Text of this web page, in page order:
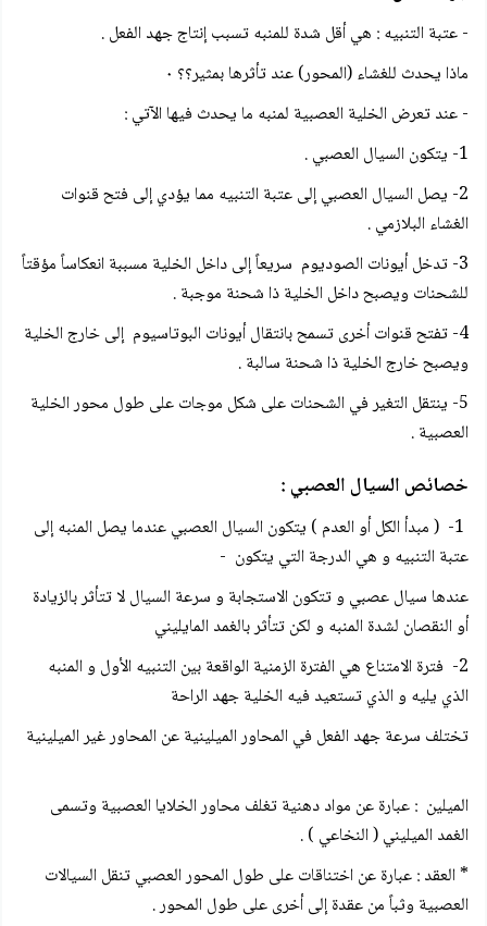
- عتبة التنبيه : هي أقل شدة للمنبه تسبب إنتاج جهد الفعل .
ماذا يحدث للغشاء (المحور) عند تأثرها بمثير؟؟ ٠
- عند تعرض الخلية العصبية لمنبه ما يحدث فيها الآتي :
1- يتكون السيال العصبي .
2- يصل السيال العصبي إلى عتبة التنبيه مما يؤدي إلى فتح قنوات
الغشاء البلازمي .
3- تدخل أيونات الصوديوم سريعاً إلى داخل الخلية مسببة انعكاساً مؤقتاً
للشحنات ويصبح داخل الخلية ذا شحنة موجبة .
4- تفتح قنوات أخرى تسمح بانتقال أيونات البوتاسيوم إلى خارج الخلية
ويصبح خارج الخلية ذا شحنة سالبة .
5- ينتقل التغير في الشحنات على شكل موجات على طول محور الخلية
العصبية .
خصائص السيال العصبي :
1- ( مبدأ الكل أو العدم ) يتكون السيال العصبي عندما يصل المنبه إلى
عتبة التنبيه و هي الدرجة التي يتكون ‏ -
عندها سيال عصبي و تتكون الاستجابة و سرعة السيال لا تتأثر بالزيادة
أو النقصان لشدة المنبه و لكن تتأثر بالغمد المايليني
2- فترة الامتناع هي الفترة الزمنية الواقعة بين التنبيه الأول و المنبه
الذي يليه و الذي تستعيد فيه الخلية جهد الراحة
تختلف سرعة جهد الفعل في المحاور الميلينية عن المحاور غير الميلينية
الميلين : عبارة عن مواد دهنية تغلف محاور الخلايا العصبية وتسمى
الغمد الميليني ( النخاعي ) .
* العقد : عبارة عن اختناقات على طول المحور العصبي تنقل السيالات
العصبية وثباً من عقدة إلى أخرى على طول المحور .